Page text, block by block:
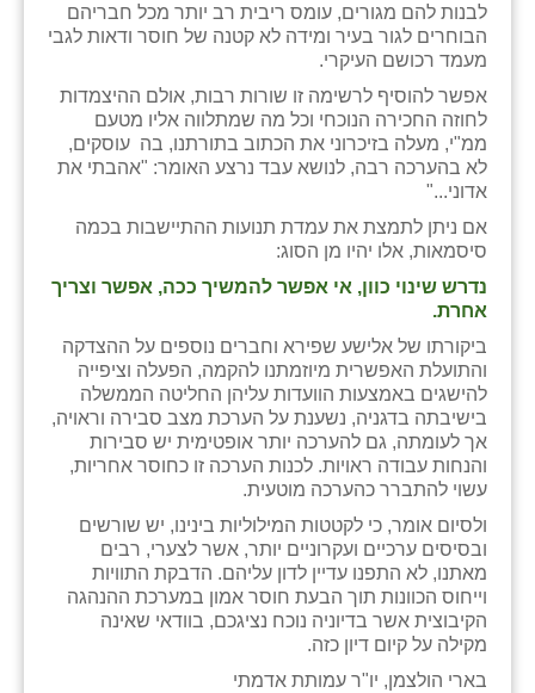
לבנות להם מגורים, עומס ריבית רב יותר מכל חבריהם
הבוחרים לגור בעיר ומידה לא קטנה של חוסר ודאות לגבי
מעמד רכושם העיקרי.
אפשר להוסיף לרשימה זו שורות רבות, אולם ההיצמדות
לחוזה החכירה הנוכחי וכל מה שמתלווה אליו מטעם
ממ"י, מעלה בזיכרוני את הכתוב בתורתנו, בה עוסקים,
לא בהערכה רבה, לנושא עבד נרצע האומר: "אהבתי את
אדוני..."
אם ניתן לתמצת את עמדת תנועות ההתיישבות בכמה
סיסמאות, אלו יהיו מן הסוג:
נדרש שינוי כוון, אי אפשר להמשיך ככה, אפשר וצריך
אחרת.
ביקורתו של אלישע שפירא וחברים נוספים על ההצדקה
והתועלת האפשרית מיוזמתנו להקמה, הפעלה וציפייה
להישגים באמצעות הוועדות עליהן החליטה הממשלה
בישיבתה בדגניה, נשענת על הערכת מצב סבירה וראויה,
אך לעומתה, גם להערכה יותר אופטימית יש סבירות
והנחות עבודה ראויות. לכנות הערכה זו כחוסר אחריות,
עשוי להתברר כהערכה מוטעית.
ולסיום אומר, כי לקטטות המילוליות בינינו, יש שורשים
ובסיסים ערכיים ועקרוניים יותר, אשר לצערי, רבים
מאתנו, לא התפנו עדיין לדון עליהם. הדבקת התוויות
וייחוס הכוונות תוך הבעת חוסר אמון במערכת ההנהגה
הקיבוצית אשר בדיוניה נוכח נציגכם, בוודאי שאינה
מקילה על קיום דיון כזה.
בארי הולצמן, יו"ר עמותת אדמתי